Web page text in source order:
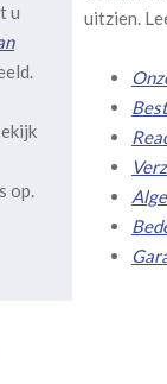
u
op.
uitzien.